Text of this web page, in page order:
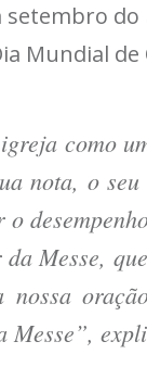
setembro do
Mundial de
como
nota, o
da Messe,
nossa
Messe”,